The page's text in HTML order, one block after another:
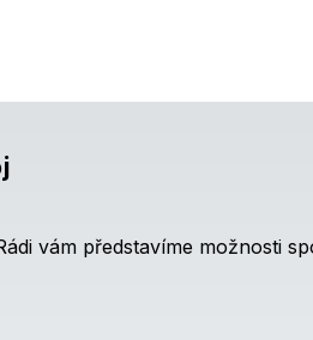
vám představíme možnosti